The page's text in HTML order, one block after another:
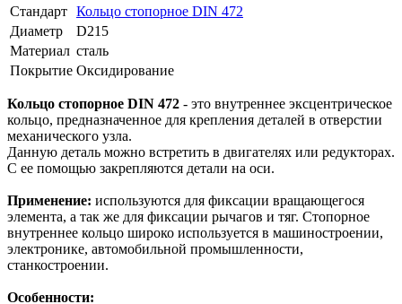
Стандарт Кольцо стопорное DIN 472
Диаметр
D215
Материал сталь
Покрытие Оксидирование
Кольцо стопорное DIN 472 - это внутреннее эксцентрическое
кольцо, предназначенное для крепления деталей в отверстии
механического узла.
Данную деталь можно встретить в двигателях или редукторах.
С ее помощью закрепляются детали на оси.
Применение: используются для фиксации вращающегося
элемента, а так же для фиксации рычагов и тяг. Стопорное
внутреннее кольцо широко используется в машиностроении,
электронике, автомобильной промышленности,
станкостроении.
Особенности: